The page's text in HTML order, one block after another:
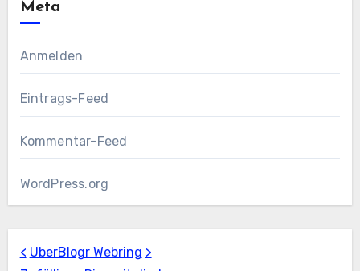
Meta
Anmelden
Eintrags-Feed
Kommentar-Feed
WordPress.org
< UberBlogr Webring >